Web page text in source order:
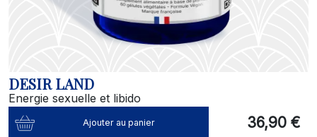
DESIR LAND
Energie sexuelle et libido
Ajouter au panier 36,90 €